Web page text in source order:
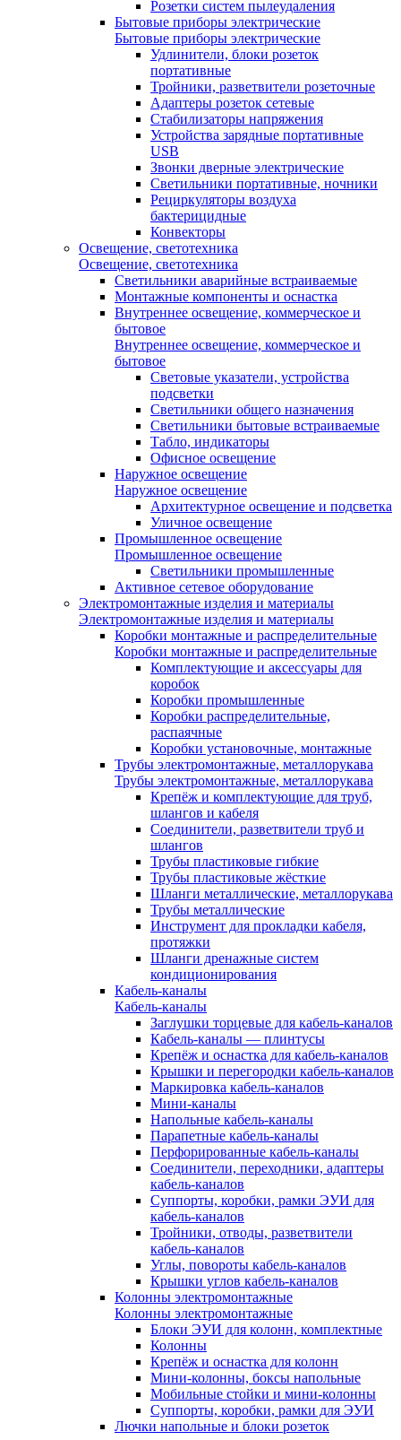
Розетки систем пылеудаления
Бытовые приборы электрические
Бытовые приборы электрические
Удлинители, блоки розеток
портативные
Тройники, разветвители розеточные
Адаптеры розеток сетевые
Стабилизаторы напряжения
Устройства зарядные портативные
USB
Звонки дверные электрические
Светильники портативные, ночники
Рециркуляторы воздуха
бактерицидные
Конвекторы
Освещение, светотехника
Освещение, светотехника
Светильники аварийные встраиваемые
Монтажные компоненты и оснастка
Внутреннее освещение, коммерческое и
бытовое
Внутреннее освещение, коммерческое и
бытовое
Световые указатели, устройства
подсветки
Светильники общего назначения
Светильники бытовые встраиваемые
Табло, индикаторы
Офисное освещение
Наружное освещение
Наружное освещение
Архитектурное освещение и подсветка
Уличное освещение
Промышленное освещение
Промышленное освещение
Светильники промышленные
Активное сетевое оборудование
Электромонтажные изделия и материалы
Электромонтажные изделия и материалы
Коробки монтажные и распределительные
Коробки монтажные и распределительные
Комплектующие и аксессуары для
коробок
Коробки промышленные
Коробки распределительные,
распаячные
Коробки установочные, монтажные
Трубы электромонтажные, металлорукава
Трубы электромонтажные, металлорукава
Крепёж и комплектующие для труб,
шлангов и кабеля
Соединители, разветвители труб и
шлангов
Трубы пластиковые гибкие
Трубы пластиковые жёсткие
Шланги металлические, металлорукава
Трубы металлические
Инструмент для прокладки кабеля,
протяжки
Шланги дренажные систем
кондиционирования
Кабель-каналы
Кабель-каналы
Заглушки торцевые для кабель-каналов
Кабель-каналы — плинтусы
Крепёж и оснастка для кабель-каналов
Крышки и перегородки кабель-каналов
Маркировка кабель-каналов
Мини-каналы
Напольные кабель-каналы
Парапетные кабель-каналы
Перфорированные кабель-каналы
Соединители, переходники, адаптеры
кабель-каналов
Суппорты, коробки, рамки ЭУИ для
кабель-каналов
Тройники, отводы, разветвители
кабель-каналов
Углы, повороты кабель-каналов
Крышки углов кабель-каналов
Колонны электромонтажные
Колонны электромонтажные
Блоки ЭУИ для колонн, комплектные
Колонны
Крепёж и оснастка для колонн
Мини-колонны, боксы напольные
Мобильные стойки и мини-колонны
Суппорты, коробки, рамки для ЭУИ
Лючки напольные и блоки розеток